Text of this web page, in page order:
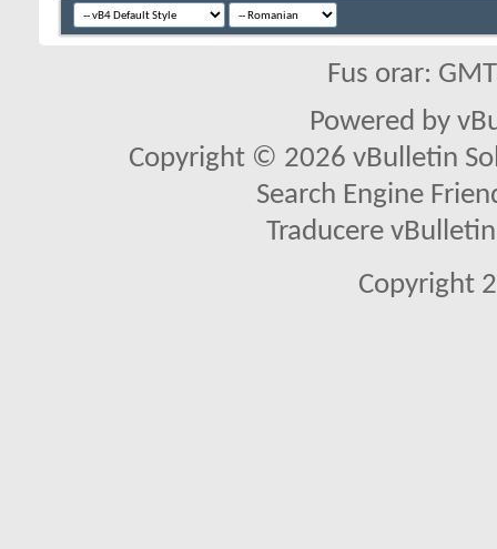
Fus orar:
Powered by
Copyright © 2026 vBulletin
Search Engine
Traducere
Copyright